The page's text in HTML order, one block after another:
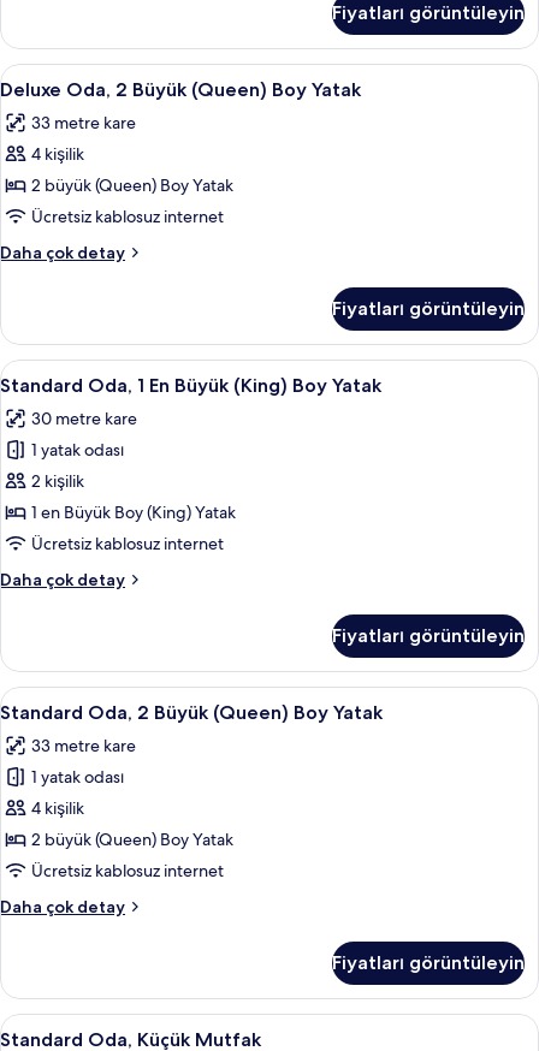
tüm
fotoğrafları
görün
Büyük
(King)
Boy
hakkında
daha
detay
Fiyatları görüntüleyin
Deluxe
Oda,
2
Büyük
(Queen)
Boy
Yatak
için
fotoğrafları
görün
Deluxe Oda, 2 Büyük (Queen) Boy
5
Deluxe Oda, 2 Büyük (Queen) Boy Yatak
33 metre kare
4 kişilik
2 büyük (Queen) Boy Yatak
Ücretsiz kablosuz internet
Daha çok detay
Deluxe
(Queen)
Boy
Yatak
daha
fazla
detay
Fiyatları görüntüleyin
Standard
Oda,
1
En
Büyük
(King)
Boy
için
görün
Standard Oda, 1 En Büyük (King)
4
Standard Oda, 1 En Büyük (King) Boy Yatak
30 metre kare
1 yatak odası
2 kişilik
1 en Büyük Boy (King) Yatak
Ücretsiz kablosuz internet
Daha çok detay
Standard
Büyük
(King)
Boy
hakkında
daha
fazla
detay
Fiyatları görüntüleyin
Standard
Oda,
2
Büyük
(Queen)
Boy
Yatak
tüm
Standard Oda, 2 Büyük (Queen) Boy
4
Standard Oda, 2 Büyük (Queen) Boy Yatak
33 metre kare
1 yatak odası
4 kişilik
2 büyük (Queen) Boy Yatak
Ücretsiz kablosuz internet
Daha çok detay
Standard
(Queen)
Boy
Yatak
Fiyatları görüntüleyin
Standard
Standard Oda, Küçük Mutfak | Özel
4
Standard Oda, Küçük Mutfak